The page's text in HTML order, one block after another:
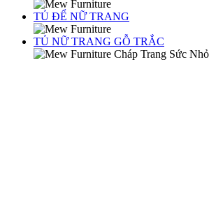
TỦ ĐỂ NỮ TRANG
TỦ NỮ TRANG GỖ TRẮC
Cháp Trang Sức